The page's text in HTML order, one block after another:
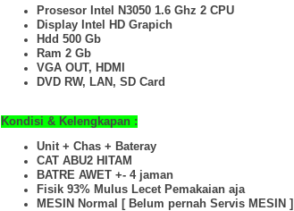
Prosesor Intel N3050 1.6 Ghz 2 CPU
Display Intel HD Grapich
Hdd 500 Gb
Ram 2 Gb
VGA OUT, HDMI
DVD RW, LAN, SD Card
Kondisi & Kelengkapan :
Unit + Chas + Bateray
CAT ABU2 HITAM
BATRE AWET +- 4 jaman
Fisik 93% Mulus Lecet Pemakaian aja
MESIN Normal [ Belum pernah Servis MESIN ]